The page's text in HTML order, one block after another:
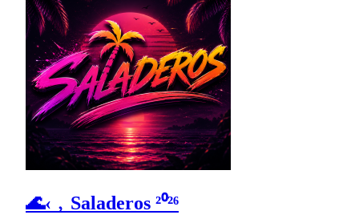
🌊‹﹐Saladeros ²⁰²⁶